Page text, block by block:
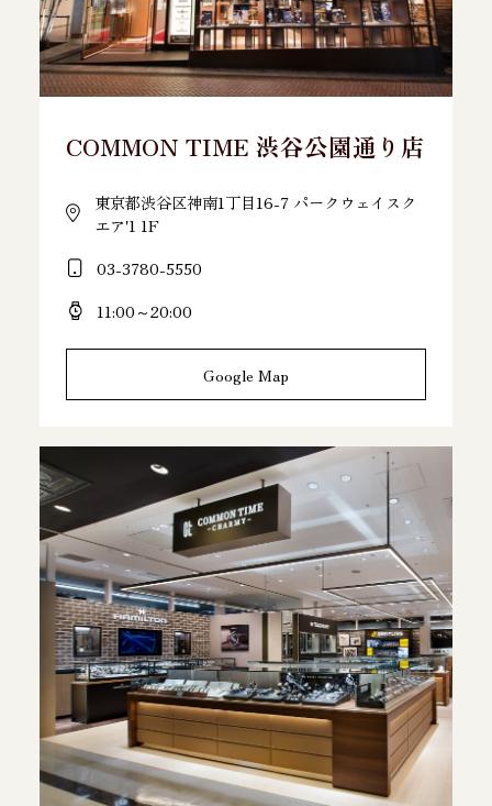
COMMON TIME 渋谷公園通り店
東京都渋谷区神南1丁目16-7 パークウェイスク
エア'1 1F
03-3780-5550
11:00～20:00
Google Map